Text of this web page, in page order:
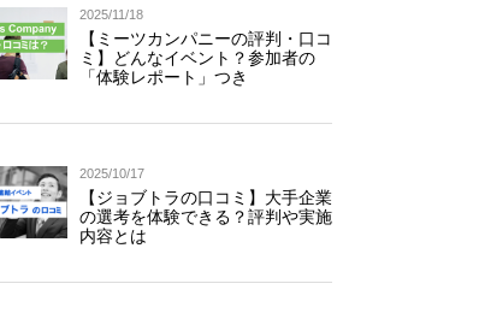
2025/11/18
【ミーツカンパニーの評判・口コ
ミ】どんなイベント？参加者の
「体験レポート」つき
2025/10/17
【ジョブトラの口コミ】大手企業
の選考を体験できる？評判や実施
内容とは